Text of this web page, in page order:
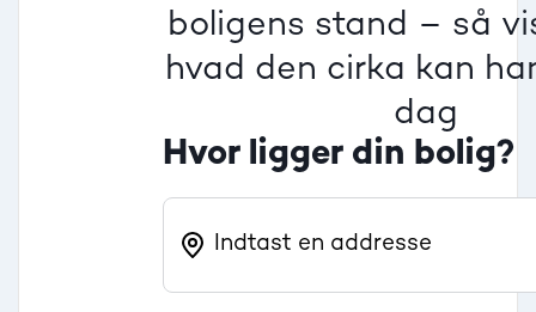
boligens stand – så
hvad den cirka kan
dag
Hvor ligger din bolig?